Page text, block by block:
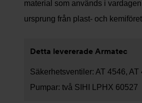
material som används i
ursprung från plast- och
Detta levererade Armatec
Säkerhetsventiler: AT 4546, AT
Pumpar: två SIHI LPHX 60527